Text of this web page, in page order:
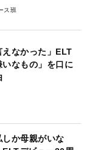
ス班
えなかった」ELT
なもの」を口に
しか母親がいな